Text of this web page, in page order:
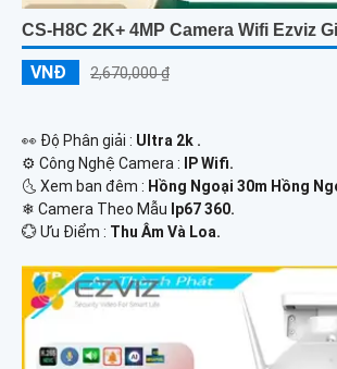
CS-H8C 2K+ 4MP Camera Wifi Ezviz
VNĐ 2,670,000 ₫
️👀 Độ Phân giải : Ultra 2k .
⚙ Công Nghệ Camera :
IP Wifi.
🌜 Xem ban đêm : Hồng Ngoại 30m Hồng
❄ Camera Theo Mẫu Ip67 360.
️💮 Ưu Điểm : Thu Âm Và Loa.